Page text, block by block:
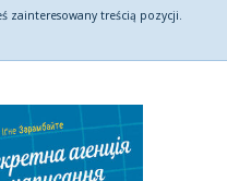
zainteresowany treścią pozycji.